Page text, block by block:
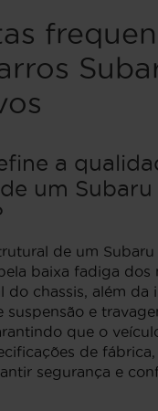
a
um Subaru
de um Subaru
baixa fadiga dos
do chassis, além da
suspensão e
que o
de
segurança e